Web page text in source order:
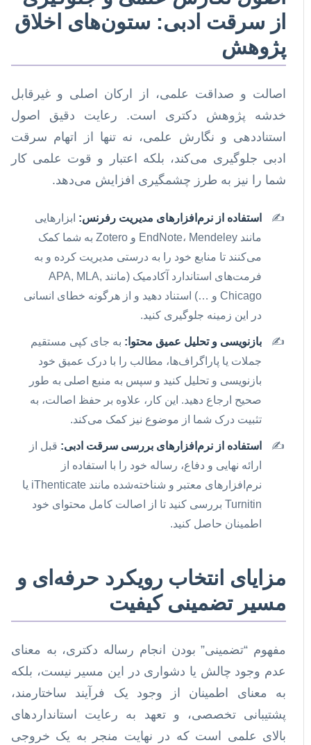
از سرقت ادبی: ستون‌های اخلاق
پژوهش
اصالت و صداقت علمی، از ارکان اصلی و غیرقابل
خدشه پژوهش دکتری است. رعایت دقیق اصول
استناددهی و نگارش علمی، نه تنها از اتهام سرقت
ادبی جلوگیری می‌کند، بلکه اعتبار و قوت علمی کار
شما را نیز به طرز چشمگیری افزایش می‌دهد.
استفاده از نرم‌افزارهای مدیریت رفرنس: ابزارهایی
مانند EndNote، Mendeley و Zotero به شما کمک
می‌کنند تا منابع خود را به درستی مدیریت کرده و به
فرمت‌های استاندارد آکادمیک (مانند APA, MLA,
Chicago و …) استناد دهید و از هرگونه خطای انسانی
در این زمینه جلوگیری کنید.
بازنویسی و تحلیل عمیق محتوا: به جای کپی مستقیم
جملات یا پاراگراف‌ها، مطالب را با درک عمیق خود
بازنویسی و تحلیل کنید و سپس به منبع اصلی به طور
صحیح ارجاع دهید. این کار، علاوه بر حفظ اصالت، به
تثبیت درک شما از موضوع نیز کمک می‌کند.
استفاده از نرم‌افزارهای بررسی سرقت ادبی: قبل از
ارائه نهایی و دفاع، رساله خود را با استفاده از
نرم‌افزارهای معتبر و شناخته‌شده مانند iThenticate یا
Turnitin بررسی کنید تا از اصالت کامل محتوای خود
اطمینان حاصل کنید.
مزایای انتخاب رویکرد حرفه‌ای و
مسیر تضمینی کیفیت
مفهوم “تضمینی” بودن انجام رساله دکتری، به معنای
عدم وجود چالش یا دشواری در این مسیر نیست، بلکه
به معنای اطمینان از وجود یک فرآیند ساختارمند،
پشتیبانی تخصصی، و تعهد به رعایت استانداردهای
بالای علمی است که در نهایت منجر به یک خروجی